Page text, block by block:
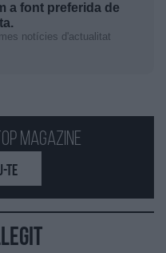
Magazine
TE
a font preferida de
notícies d'actualitat